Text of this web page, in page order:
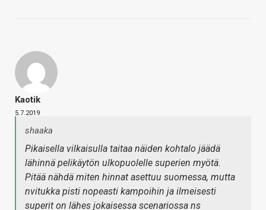
Kaotik
5.7.2019
shaaka
Pikaisella vilkaisulla taitaa näiden kohtalo jäädä
lähinnä pelikäytön ulkopuolelle superien myötä.
Pitää nähdä miten hinnat asettuu suomessa, mutta
nvitukka pisti nopeasti kampoihin ja ilmeisesti
superit on lähes jokaisessa scenariossa ns